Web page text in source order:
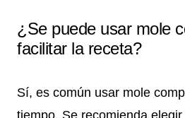
¿Se puede usar mole
facilitar la receta?
Sí, es común usar mole